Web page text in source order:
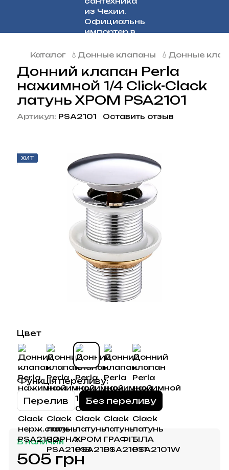
Каталог 💧Донные клапаны 💧Донные
Донний клапан Perla
нажимной 1/4 Click-Clack
латунь ХРОМ PSA2101
Артикул: PSA2101 Оставить отзыв
ХИТ
Цвет
Функція переливу:
Перелив Без переливу
В наличии
505 грн